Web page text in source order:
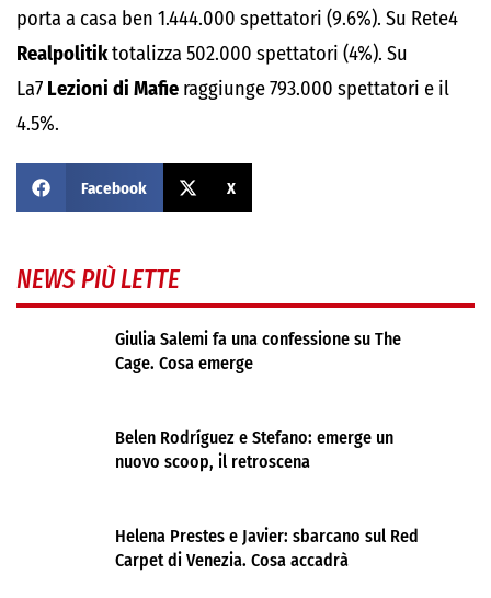
porta a casa ben 1.444.000 spettatori (9.6%). Su Rete4
Realpolitiktotalizza 502.000 spettatori (4%). Su
La7 Lezioni di Mafie raggiunge 793.000 spettatori e il
4.5%.
Facebook X
NEWS PIÙ LETTE
Giulia Salemi fa una confessione su The
Cage. Cosa emerge
Belen Rodríguez e Stefano: emerge un
nuovo scoop, il retroscena
Helena Prestes e Javier: sbarcano sul Red
Carpet di Venezia. Cosa accadrà